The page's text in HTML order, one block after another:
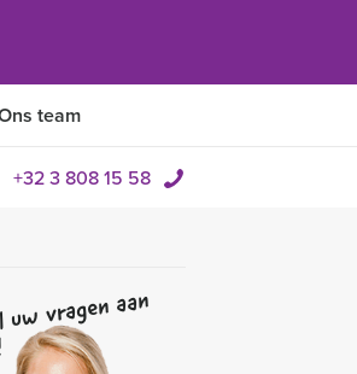
team
+32 3 808 15 58
vragen aan